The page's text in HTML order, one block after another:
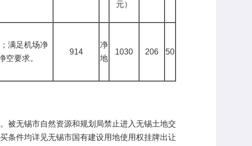
元）
满足机场净
空要求。
914
净
地
1030 206 50
被无锡市自然资源和规划局禁止进入无锡土地交
条件均详见无锡市国有建设用地使用权挂牌出让